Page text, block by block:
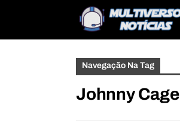
Navegação Na Tag
Johnny Cage